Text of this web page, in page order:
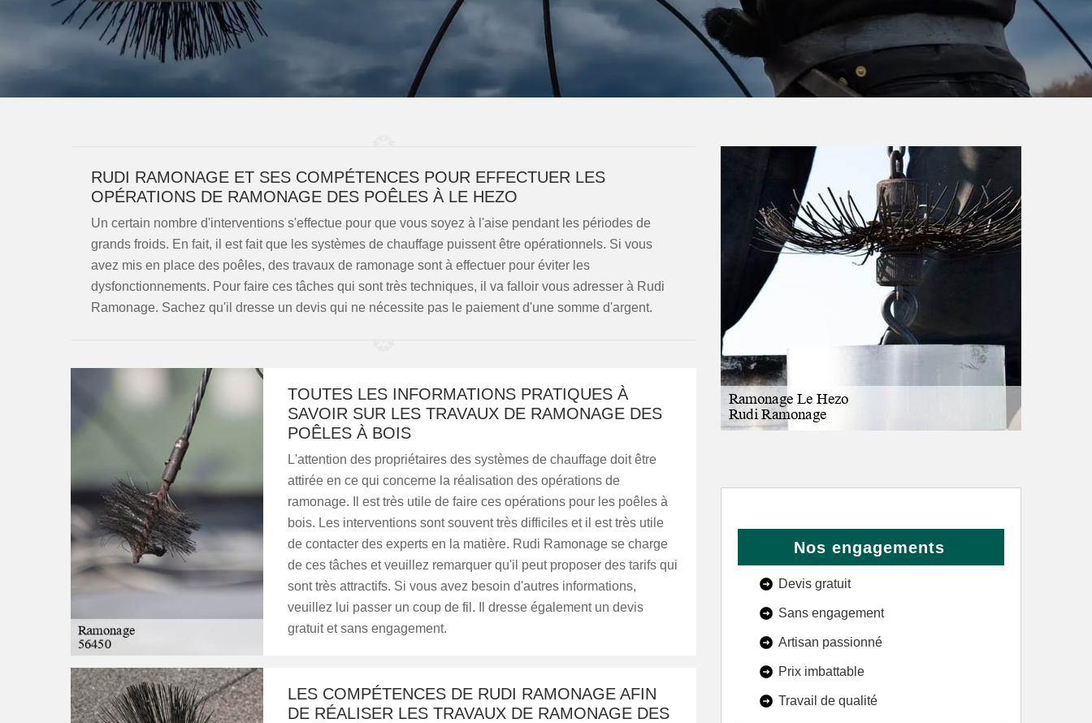
RUDI RAMONAGE ET SES COMPÉTENCES POUR EFFECTUER LES
OPÉRATIONS DE RAMONAGE DES POÊLES À LE HEZO
Un certain nombre d'interventions s'effectue pour que vous soyez à l'aise pendant les périodes de
grands froids. En fait, il est fait que les systèmes de chauffage puissent être opérationnels. Si vous
avez mis en place des poêles, des travaux de ramonage sont à effectuer pour éviter les
dysfonctionnements. Pour faire ces tâches qui sont très techniques, il va falloir vous adresser à Rudi
Ramonage. Sachez qu'il dresse un devis qui ne nécessite pas le paiement d'une somme d'argent.
TOUTES LES INFORMATIONS PRATIQUES À
SAVOIR SUR LES TRAVAUX DE RAMONAGE DES
POÊLES À BOIS
L'attention des propriétaires des systèmes de chauffage doit être
attirée en ce qui concerne la réalisation des opérations de
ramonage. Il est très utile de faire ces opérations pour les poêles à
bois. Les interventions sont souvent très difficiles et il est très utile
de contacter des experts en la matière. Rudi Ramonage se charge
de ces tâches et veuillez remarquer qu'il peut proposer des tarifs qui
sont très attractifs. Si vous avez besoin d'autres informations,
veuillez lui passer un coup de fil. Il dresse également un devis
gratuit et sans engagement.
LES COMPÉTENCES DE RUDI RAMONAGE AFIN
DE RÉALISER LES TRAVAUX DE RAMONAGE DES
Nos engagements
Devis gratuit
Sans engagement
Artisan passionné
Prix imbattable
Travail de qualité